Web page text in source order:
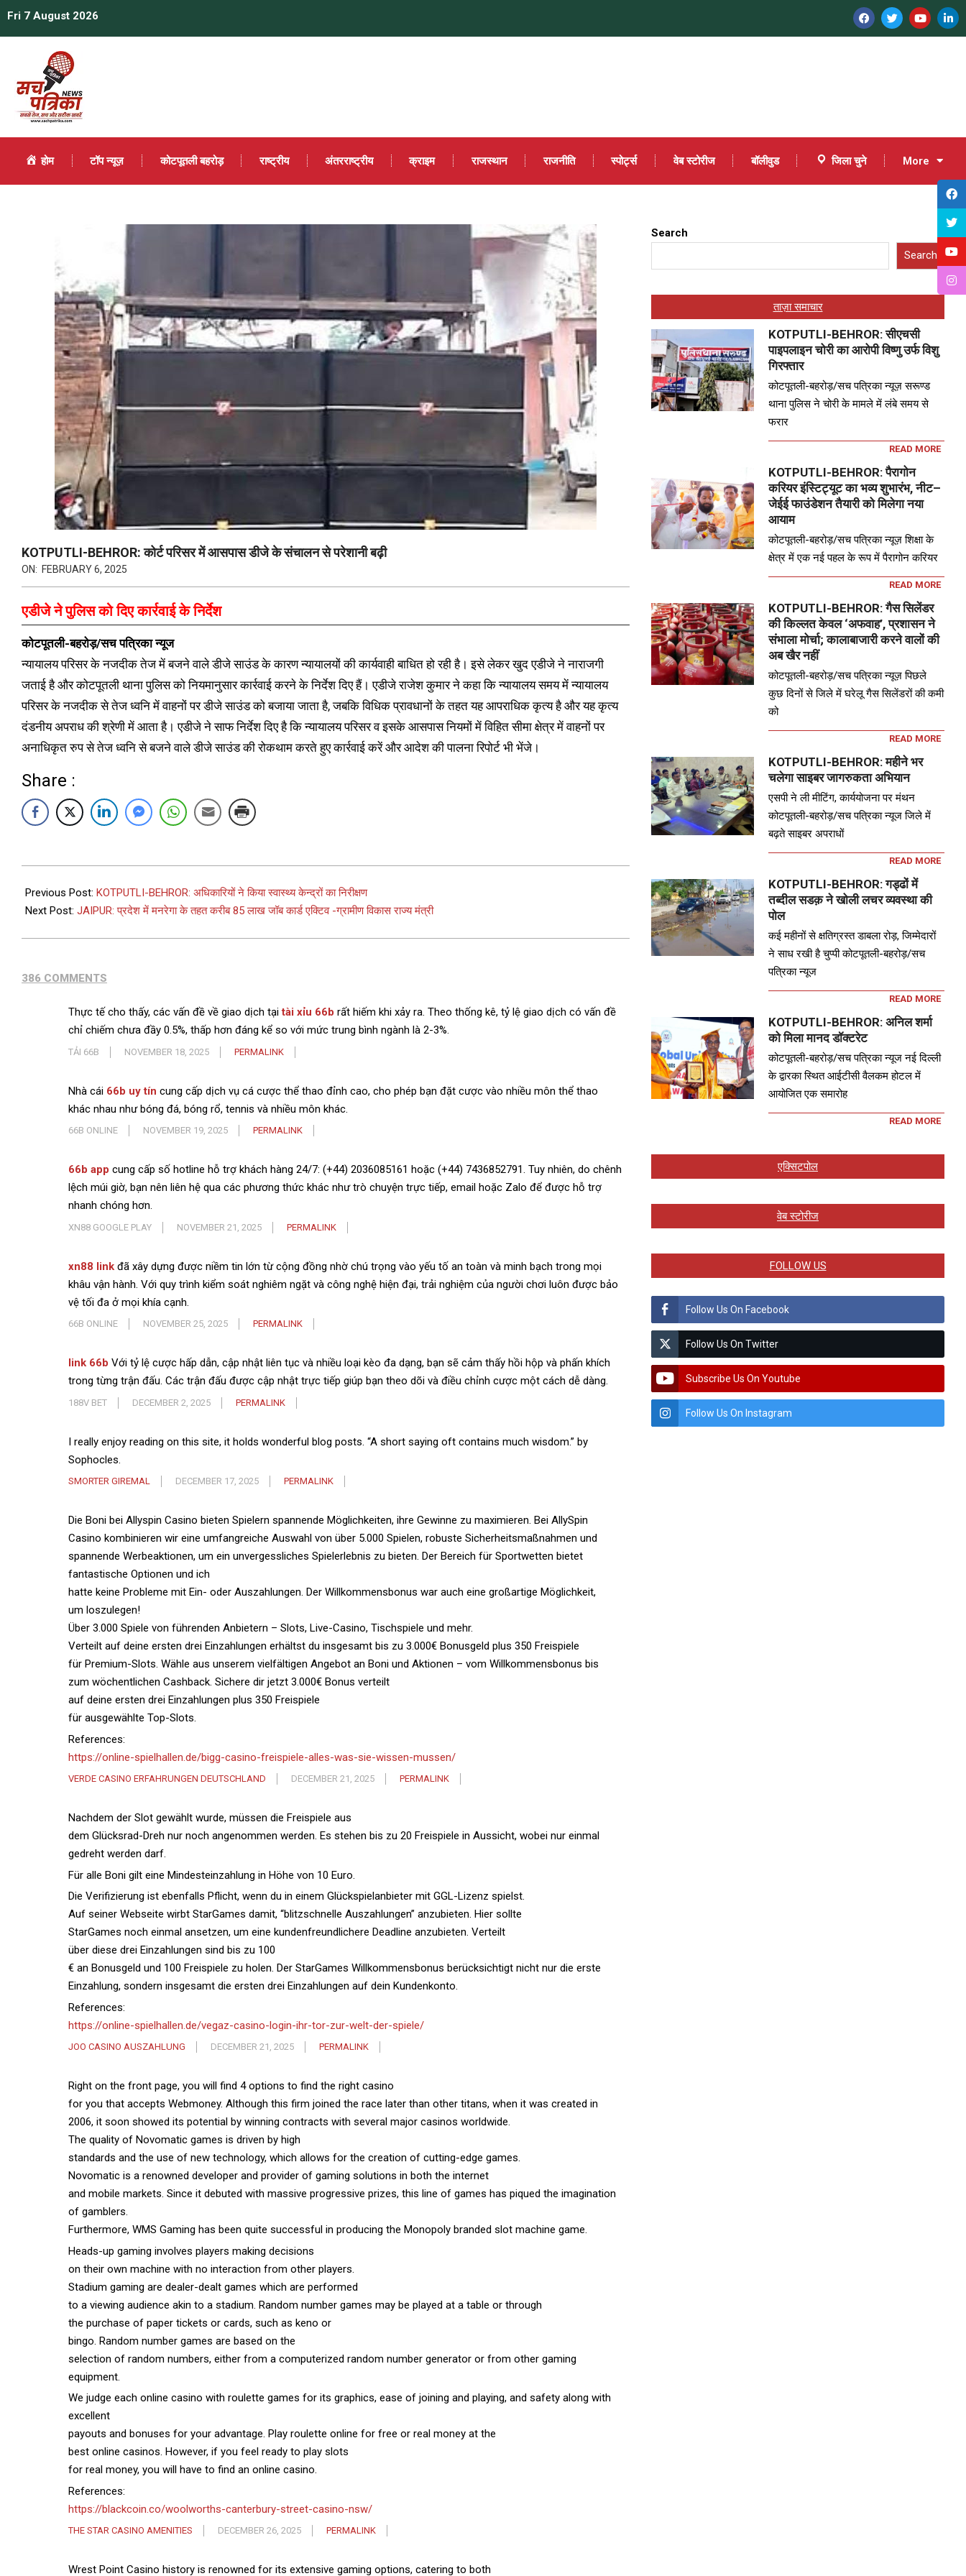
Fri 7 August 2026
होम टॉप न्यूज़ कोटपूतली बहरोड़ राष्ट्रीय अंतरराष्ट्रीय क्राइम राजस्थान राजनीति स्पोर्ट्स वेब स्टोरीज बॉलीवुड जिला चुने More
KOTPUTLI-BEHROR: कोर्ट परिसर में आसपास डीजे के संचालन से परेशानी बढ़ी
ON: FEBRUARY 6, 2025
एडीजे ने पुलिस को दिए कार्रवाई के निर्देश
कोटपूतली-बहरोड़/सच पत्रिका न्यूज
न्यायालय परिसर के नजदीक तेज में बजने वाले डीजे साउंड के कारण न्यायालयों की कार्यवाही बाधित हो रही है। इसे लेकर खुद एडीजे ने नाराजगी
जताई है और कोटपूतली थाना पुलिस को नियमानुसार कार्रवाई करने के निर्देश दिए हैं। एडीजे राजेश कुमार ने कहा कि न्यायालय समय में न्यायालय
परिसर के नजदीक से तेज ध्वनि में वाहनों पर डीजे साउंड को बजाया जाता है, जबकि विधिक प्रावधानों के तहत यह आपराधिक कृत्य है और यह कृत्य
दंडनीय अपराध की श्रेणी में आता है। एडीजे ने साफ निर्देश दिए है कि न्यायालय परिसर व इसके आसपास नियमों में विहित सीमा क्षेत्र में वाहनों पर
अनाधिकृत रुप से तेज ध्वनि से बजने वाले डीजे साउंड की रोकथाम करते हुए कार्रवाई करें और आदेश की पालना रिपोर्ट भी भेंजे।
Share :
Previous Post: KOTPUTLI-BEHROR: अधिकारियों ने किया स्वास्थ्य केन्द्रों का निरीक्षण
Next Post: JAIPUR: प्रदेश में मनरेगा के तहत करीब 85 लाख जॉब कार्ड एक्टिव -ग्रामीण विकास राज्य मंत्री
386 COMMENTS
Thực tế cho thấy, các vấn đề về giao dịch tạitài xỉu 66b rất hiếm khi xảy ra. Theo thống kê, tỷ lệ giao dịch có vấn đề
chỉ chiếm chưa đầy 0.5%, thấp hơn đáng kể so với mức trung bình ngành là 2-3%.
TẢI 66B NOVEMBER 18, 2025 PERMALINK
Nhà cái 66b uy tín cung cấp dịch vụ cá cược thể thao đỉnh cao, cho phép bạn đặt cược vào nhiều môn thể thao
khác nhau như bóng đá, bóng rổ, tennis và nhiều môn khác.
66B ONLINE NOVEMBER 19, 2025 PERMALINK
66b app cung cấp số hotline hỗ trợ khách hàng 24/7: (+44) 2036085161 hoặc (+44) 7436852791. Tuy nhiên, do chênh
lệch múi giờ, bạn nên liên hệ qua các phương thức khác như trò chuyện trực tiếp, email hoặc Zalo để được hỗ trợ
nhanh chóng hơn.
XN88 GOOGLE PLAY NOVEMBER 21, 2025 PERMALINK
xn88 link đã xây dựng được niềm tin lớn từ cộng đồng nhờ chú trọng vào yếu tố an toàn và minh bạch trong mọi
khâu vận hành. Với quy trình kiểm soát nghiêm ngặt và công nghệ hiện đại, trải nghiệm của người chơi luôn được bảo
vệ tối đa ở mọi khía cạnh.
66B ONLINE NOVEMBER 25, 2025 PERMALINK
link 66b Với tỷ lệ cược hấp dẫn, cập nhật liên tục và nhiều loại kèo đa dạng, bạn sẽ cảm thấy hồi hộp và phấn khích
trong từng trận đấu. Các trận đấu được cập nhật trực tiếp giúp bạn theo dõi và điều chỉnh cược một cách dễ dàng.
188V BET DECEMBER 2, 2025 PERMALINK
I really enjoy reading on this site, it holds wonderful blog posts. “A short saying oft contains much wisdom.” by
Sophocles.
SMORTER GIREMAL DECEMBER 17, 2025 PERMALINK
Die Boni bei Allyspin Casino bieten Spielern spannende Möglichkeiten, ihre Gewinne zu maximieren. Bei AllySpin
Casino kombinieren wir eine umfangreiche Auswahl von über 5.000 Spielen, robuste Sicherheitsmaßnahmen und
spannende Werbeaktionen, um ein unvergessliches Spielerlebnis zu bieten. Der Bereich für Sportwetten bietet
fantastische Optionen und ich
hatte keine Probleme mit Ein- oder Auszahlungen. Der Willkommensbonus war auch eine großartige Möglichkeit,
um loszulegen!
Über 3.000 Spiele von führenden Anbietern – Slots, Live-Casino, Tischspiele und mehr.
Verteilt auf deine ersten drei Einzahlungen erhältst du insgesamt bis zu 3.000€ Bonusgeld plus 350 Freispiele
für Premium-Slots. Wähle aus unserem vielfältigen Angebot an Boni und Aktionen – vom Willkommensbonus bis
zum wöchentlichen Cashback. Sichere dir jetzt 3.000€ Bonus verteilt
auf deine ersten drei Einzahlungen plus 350 Freispiele
für ausgewählte Top-Slots.
References:
https://online-spielhallen.de/bigg-casino-freispiele-alles-was-sie-wissen-mussen/
VERDE CASINO ERFAHRUNGEN DEUTSCHLAND DECEMBER 21, 2025 PERMALINK
Nachdem der Slot gewählt wurde, müssen die Freispiele aus
dem Glücksrad-Dreh nur noch angenommen werden. Es stehen bis zu 20 Freispiele in Aussicht, wobei nur einmal
gedreht werden darf.
Für alle Boni gilt eine Mindesteinzahlung in Höhe von 10 Euro.
Die Verifizierung ist ebenfalls Pflicht, wenn du in einem Glückspielanbieter mit GGL-Lizenz spielst.
Auf seiner Webseite wirbt StarGames damit, “blitzschnelle Auszahlungen” anzubieten. Hier sollte
StarGames noch einmal ansetzen, um eine kundenfreundlichere Deadline anzubieten. Verteilt
über diese drei Einzahlungen sind bis zu 100
€ an Bonusgeld und 100 Freispiele zu holen. Der StarGames Willkommensbonus berücksichtigt nicht nur die erste
Einzahlung, sondern insgesamt die ersten drei Einzahlungen auf dein Kundenkonto.
References:
https://online-spielhallen.de/vegaz-casino-login-ihr-tor-zur-welt-der-spiele/
JOO CASINO AUSZAHLUNG DECEMBER 21, 2025 PERMALINK
Right on the front page, you will find 4 options to find the right casino
for you that accepts Webmoney. Although this firm joined the race later than other titans, when it was created in
2006, it soon showed its potential by winning contracts with several major casinos worldwide.
The quality of Novomatic games is driven by high
standards and the use of new technology, which allows for the creation of cutting-edge games.
Novomatic is a renowned developer and provider of gaming solutions in both the internet
and mobile markets. Since it debuted with massive progressive prizes, this line of games has piqued the imagination
of gamblers.
Furthermore, WMS Gaming has been quite successful in producing the Monopoly branded slot machine game.
Heads-up gaming involves players making decisions
on their own machine with no interaction from other players.
Stadium gaming are dealer-dealt games which are performed
to a viewing audience akin to a stadium. Random number games may be played at a table or through
the purchase of paper tickets or cards, such as keno or
bingo. Random number games are based on the
selection of random numbers, either from a computerized random number generator or from other gaming
equipment.
We judge each online casino with roulette games for its graphics, ease of joining and playing, and safety along with
excellent
payouts and bonuses for your advantage. Play roulette online for free or real money at the
best online casinos. However, if you feel ready to play slots
for real money, you will have to find an online casino.
References:
https://blackcoin.co/woolworths-canterbury-street-casino-nsw/
THE STAR CASINO AMENITIES DECEMBER 26, 2025 PERMALINK
Wrest Point Casino history is renowned for its extensive gaming options, catering to both
Search
Search
ताज़ा समाचार
KOTPUTLI-BEHROR: सीएचसी
पाइपलाइन चोरी का आरोपी विष्णु उर्फ विशु
गिरफ्तार
कोटपूतली-बहरोड़/सच पत्रिका न्यूज़ सरूण्ड
थाना पुलिस ने चोरी के मामले में लंबे समय से
फरार
READ MORE
KOTPUTLI-BEHROR: पैरागोन
करियर इंस्टिट्यूट का भव्य शुभारंभ, नीट–
जेईई फाउंडेशन तैयारी को मिलेगा नया
आयाम
कोटपूतली-बहरोड़/सच पत्रिका न्यूज़ शिक्षा के
क्षेत्र में एक नई पहल के रूप में पैरागोन करियर
READ MORE
KOTPUTLI-BEHROR: गैस सिलेंडर
की किल्लत केवल ‘अफवाह’, प्रशासन ने
संभाला मोर्चा; कालाबाजारी करने वालों की
अब खैर नहीं
कोटपूतली-बहरोड़/सच पत्रिका न्यूज़ पिछले
कुछ दिनों से जिले में घरेलू गैस सिलेंडरों की कमी
को
READ MORE
KOTPUTLI-BEHROR: महीने भर
चलेगा साइबर जागरुकता अभियान
एसपी ने ली मीटिंग, कार्ययोजना पर मंथन
कोटपूतली-बहरोड़/सच पत्रिका न्यूज जिले में
बढ़ते साइबर अपराधों
READ MORE
KOTPUTLI-BEHROR: गड्ढों में
तब्दील सडक़ ने खोली लचर व्यवस्था की
पोल
कई महीनों से क्षतिग्रस्त डाबला रोड़, जिम्मेदारों
ने साध रखी है चुप्पी कोटपूतली-बहरोड़/सच
पत्रिका न्यूज
READ MORE
KOTPUTLI-BEHROR: अनिल शर्मा
को मिला मानद डॉक्टरेट
कोटपूतली-बहरोड़/सच पत्रिका न्यूज नई दिल्ली
के द्वारका स्थित आईटीसी वैलकम होटल में
आयोजित एक समारोह
READ MORE
एक्सिटपोल
वेब स्टोरीज
FOLLOW US
Follow Us On Facebook
Follow Us On Twitter
Subscribe Us On Youtube
Follow Us On Instagram